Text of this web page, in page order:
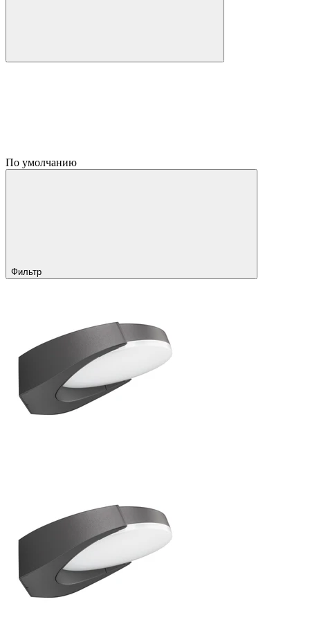
По умолчанию
Фильтр